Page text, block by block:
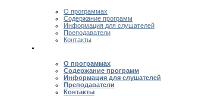
О программах
Содержание программ
Информация для слушателей
Преподаватели
Контакты
О программах
Содержание программ
Информация для слушателей
Преподаватели
Контакты